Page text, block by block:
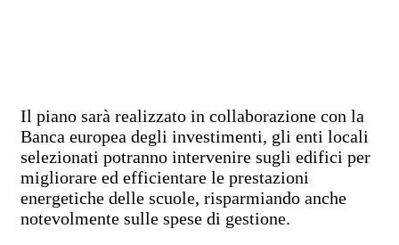
Il piano sarà realizzato in collaborazione con la
Banca europea degli investimenti, gli enti locali
selezionati potranno intervenire sugli edifici per
migliorare ed efficientare le prestazioni
energetiche delle scuole, risparmiando anche
notevolmente sulle spese di gestione.